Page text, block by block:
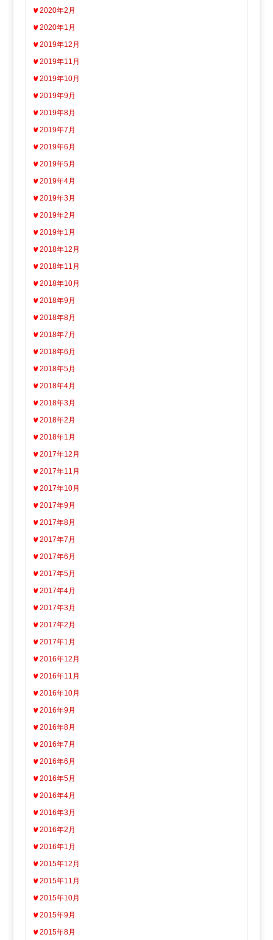
2020年2月
2020年1月
2019年12月
2019年11月
2019年10月
2019年9月
2019年8月
2019年7月
2019年6月
2019年5月
2019年4月
2019年3月
2019年2月
2019年1月
2018年12月
2018年11月
2018年10月
2018年9月
2018年8月
2018年7月
2018年6月
2018年5月
2018年4月
2018年3月
2018年2月
2018年1月
2017年12月
2017年11月
2017年10月
2017年9月
2017年8月
2017年7月
2017年6月
2017年5月
2017年4月
2017年3月
2017年2月
2017年1月
2016年12月
2016年11月
2016年10月
2016年9月
2016年8月
2016年7月
2016年6月
2016年5月
2016年4月
2016年3月
2016年2月
2016年1月
2015年12月
2015年11月
2015年10月
2015年9月
2015年8月